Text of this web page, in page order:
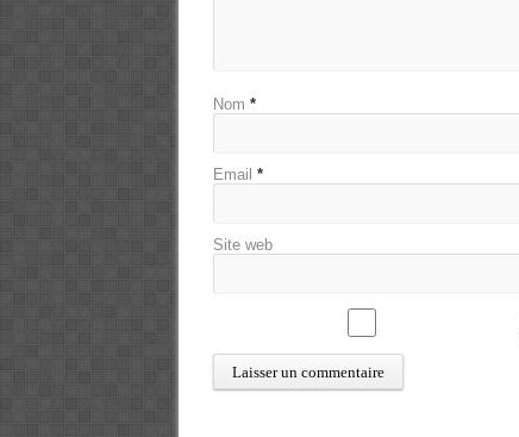
Nom *
Email *
Site web